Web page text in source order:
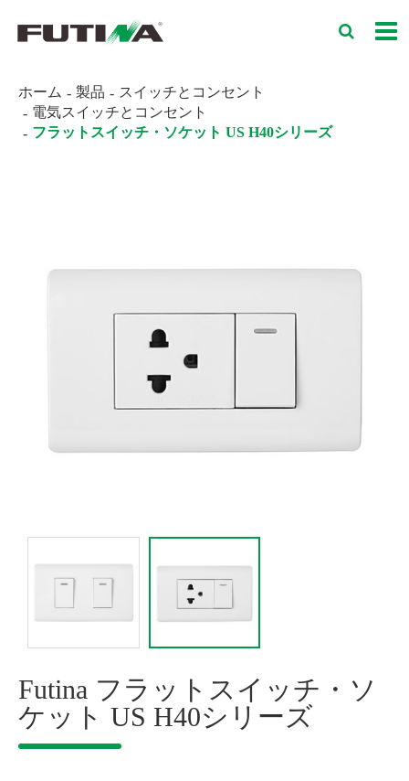
ホーム 製品
スイッチとコンセント
電気スイッチとコンセント
フラットスイッチ・ソケット US H40シリーズ
Futina フラットスイッチ・ソ
ケット US H40シリーズ